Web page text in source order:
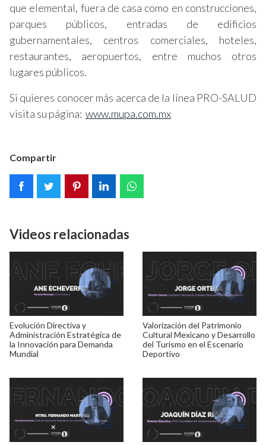
que elemental, fuera de casa como en construcciones,
parques públicos, entradas de edificios
gubernamentales, centros comerciales, hoteles,
restaurantes, aeropuertos, entre muchos otros
lugares públicos.
Si quieres conocer más acerca de la línea PRO-SALUD
visita su página: www.mupa.com.mx
Compartir
Videos relacionadas
Evolución Directiva y
Administración Estratégica de
la Innovación para Demanda
Mundial
Valorización del Patrimonio
Cultural Mexicano y Desarrollo
del Turismo en el Escenario
Deportivo